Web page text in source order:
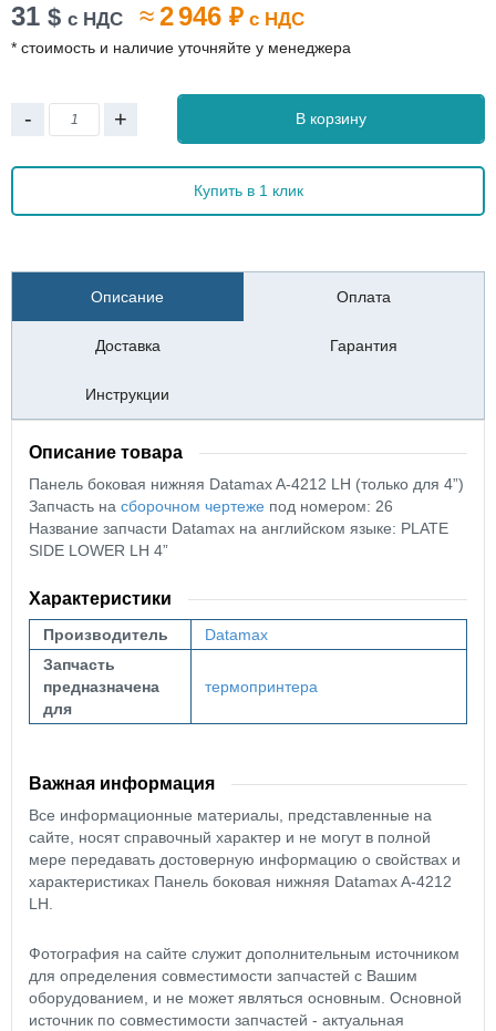
31 $ с НДС ≈2 946 ₽ с НДС
* стоимость и наличие уточняйте у менеджера
- + В корзину
Купить в 1 клик
Описание Оплата
Доставка Гарантия
Инструкции
Описание товара
Панель боковая нижняя Datamax A-4212 LH (только для 4”)
Запчасть на сборочном чертеже под номером: 26
Название запчасти Datamax на английском языке: PLATE
SIDE LOWER LH 4”
Характеристики
Производитель
Datamax
Запчасть
предназначена
для
термопринтера
Важная информация
Все информационные материалы, представленные на
сайте, носят справочный характер и не могут в полной
мере передавать достоверную информацию о свойствах и
характеристиках Панель боковая нижняя Datamax A-4212
LH.
Фотография на сайте служит дополнительным источником
для определения совместимости запчастей с Вашим
оборудованием, и не может являться основным. Основной
источник по совместимости запчастей - актуальная